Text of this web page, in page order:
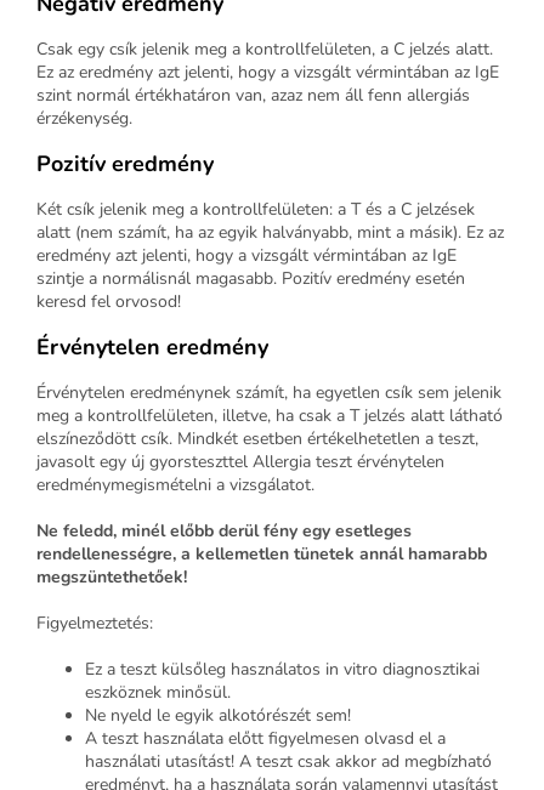
Csak egy csík jelenik meg a kontrollfelületen, a C jelzés alatt.
Ez az eredmény azt jelenti, hogy a vizsgált vérmintában az IgE
szint normál értékhatáron van, azaz nem áll fenn allergiás
érzékenység.
Pozitív eredmény
Két csík jelenik meg a kontrollfelületen: a T és a C jelzések
alatt (nem számít, ha az egyik halványabb, mint a másik). Ez az
eredmény azt jelenti, hogy a vizsgált vérmintában az IgE
szintje a normálisnál magasabb. Pozitív eredmény esetén
keresd fel orvosod!
Érvénytelen eredmény
Érvénytelen eredménynek számít, ha egyetlen csík sem jelenik
meg a kontrollfelületen, illetve, ha csak a T jelzés alatt látható
elszíneződött csík. Mindkét esetben értékelhetetlen a teszt,
javasolt egy új gyorsteszttel Allergia teszt érvénytelen
eredménymegismételni a vizsgálatot.
Ne feledd, minél előbb derül fény egy esetleges
rendellenességre, a kellemetlen tünetek annál hamarabb
megszüntethetőek!
Figyelmeztetés:
Ez a teszt külsőleg használatos in vitro diagnosztikai
eszköznek minősül.
Ne nyeld le egyik alkotórészét sem!
A teszt használata előtt figyelmesen olvasd el a
használati utasítást! A teszt csak akkor ad megbízható
eredményt, ha a használata során valamennyi utasítást